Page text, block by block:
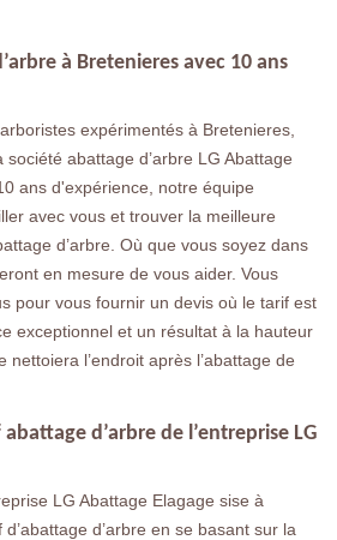
à Bretenieres avec 10 ans
expérimentés à Bretenieres,
abattage d’arbre LG Abattage
ans d'expérience, notre équipe
avec vous et trouver la meilleure
d’arbre. Où que vous soyez dans
en mesure de vous aider. Vous
pour vous fournir un devis où le tarif est
exceptionnel et un résultat à la hauteur
nettoiera l’endroit après l’abattage de
d’arbre de l’entreprise LG
LG Abattage Elagage sise à
d’arbre en se basant sur la